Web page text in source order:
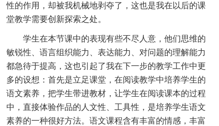
性的作用，却被我机械地剥夺了，这也是我在以后的课
堂教学需要创新探索之处。
学生在本节课中的表现有些不尽人意，他们思维的
敏锐性、语言组织能力、表达能力、对问题的理解能力
都急待于提高，这也引起了我在下一步的教学工作中更
多的设想：首先是立足课堂，在阅读教学中培养学生的
语文素养，把学生带进教材，让学生在阅读课本的过程
中，直接体验作品的人文性、工具性，是培养学生语文
素养的一种很好方法。语文课程含有丰富的情感，丰富